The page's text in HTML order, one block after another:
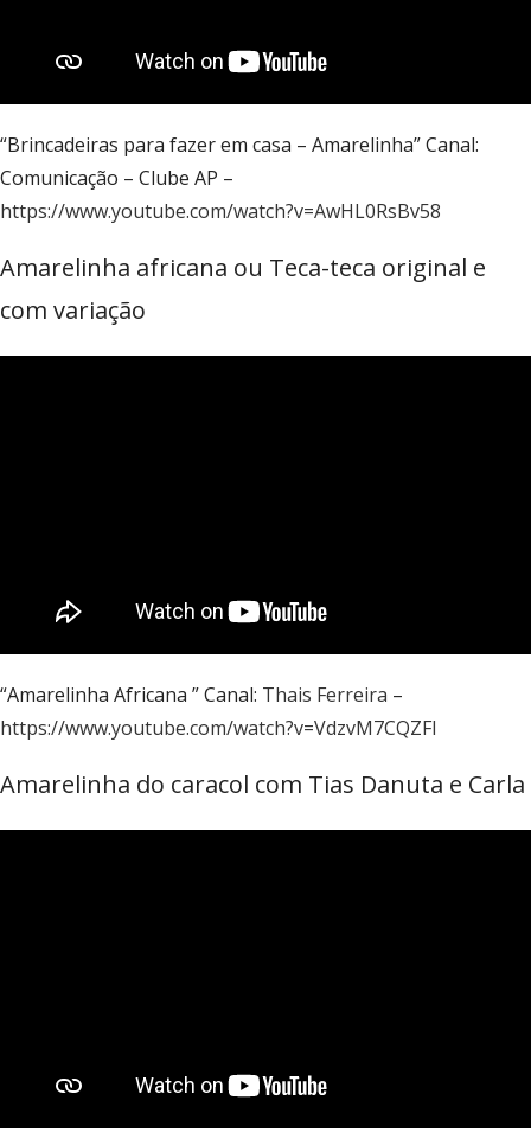
“Brincadeiras para fazer em casa – Amarelinha” Canal:
Comunicação – Clube AP –
https://www.youtube.com/watch?v=AwHL0RsBv58
Amarelinha africana ou Teca-teca original e
com variação
“Amarelinha Africana ” Canal: Thais Ferreira –
https://www.youtube.com/watch?v=VdzvM7CQZFI
Amarelinha do caracol com Tias Danuta e Carla